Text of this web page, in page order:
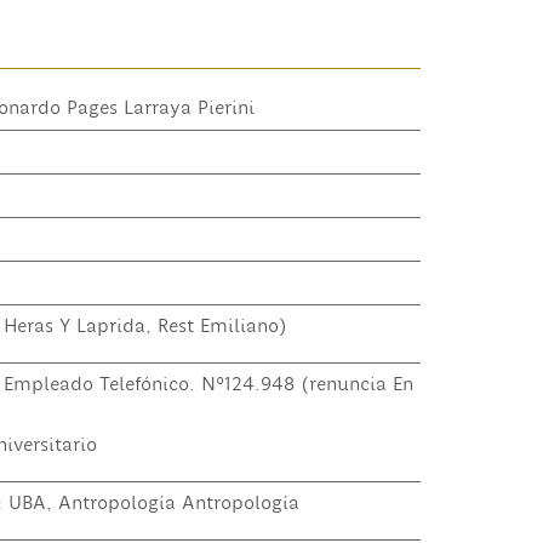
Pages Larraya Pierini
Y Laprida, Rest Emiliano)
Telefónico. Nº124.948 (renuncia En
UBA, Antropología Antropología